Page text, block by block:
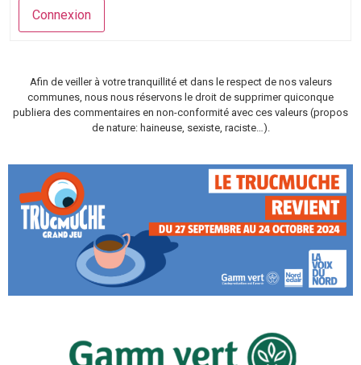
Connexion
Afin de veiller à votre tranquillité et dans le respect de nos valeurs
communes, nous nous réservons le droit de supprimer quiconque
publiera des commentaires en non-conformité avec ces valeurs (propos
de nature: haineuse, sexiste, raciste…).